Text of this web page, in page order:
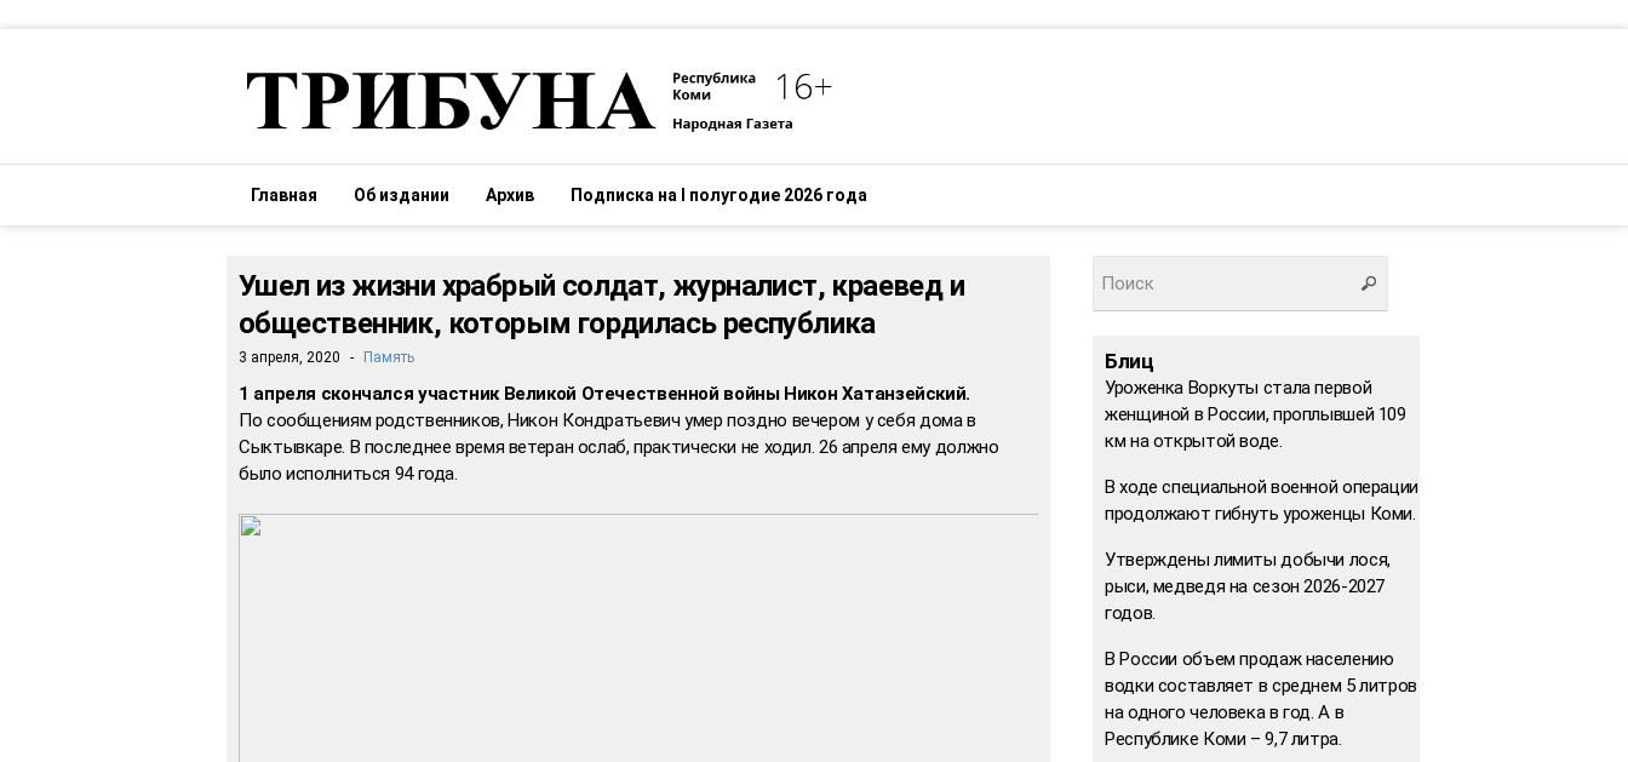
Главная Об издании Архив Подписка на I полугодие 2026 года
Ушел из жизни храбрый солдат, журналист, краевед и
общественник, которым гордилась республика
3 апреля, 2020 - Память
1 апреля скончался участник Великой Отечественной войны Никон Хатанзейский.
По сообщениям родственников, Никон Кондратьевич умер поздно вечером у себя дома в
Сыктывкаре. В последнее время ветеран ослаб, практически не ходил. 26 апреля ему должно
было исполниться 94 года.
Блиц
Уроженка Воркуты стала первой
женщиной в России, проплывшей 109
км на открытой воде.
В ходе специальной военной операции
продолжают гибнуть уроженцы Коми.
Утверждены лимиты добычи лося,
рыси, медведя на сезон 2026-2027
годов.
В России объем продаж населению
водки составляет в среднем 5 литров
на одного человека в год. А в
Республике Коми – 9,7 литра.